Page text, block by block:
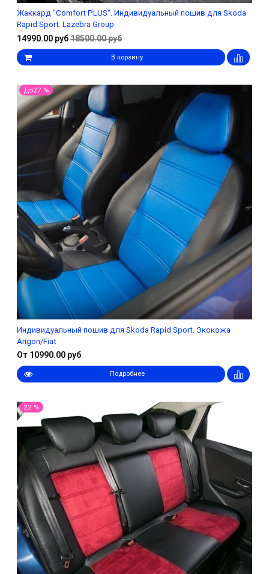
Жаккард "Comfort PLUS". Индивидуальный пошив для Skoda
Rapid Sport. Lazebra Group
14990.00 руб18500.00 руб
В корзину
До27 %
Индивидуальный пошив для Skoda Rapid Sport. Экокожа
Arigon/Fiat
От 10990.00 руб
Подробнее
22 %